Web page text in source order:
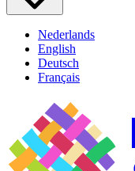
Nederlands
English
Deutsch
Français